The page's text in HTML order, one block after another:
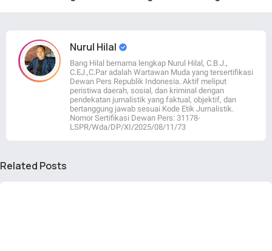
Nurul Hilal
Bang Hilal bernama lengkap Nurul Hilal, C.B.J.,
C.EJ.,C.Par adalah Wartawan Muda yang tersertifikasi
Dewan Pers Republik Indonesia. Aktif meliput
peristiwa daerah, sosial, dan kriminal dengan
pendekatan jurnalistik yang faktual, objektif, dan
bertanggung jawab sesuai Kode Etik Jurnalistik.
Nomor Sertifikasi Dewan Pers: 31178-
LSPR/Wda/DP/XI/2025/08/11/73
Related Posts